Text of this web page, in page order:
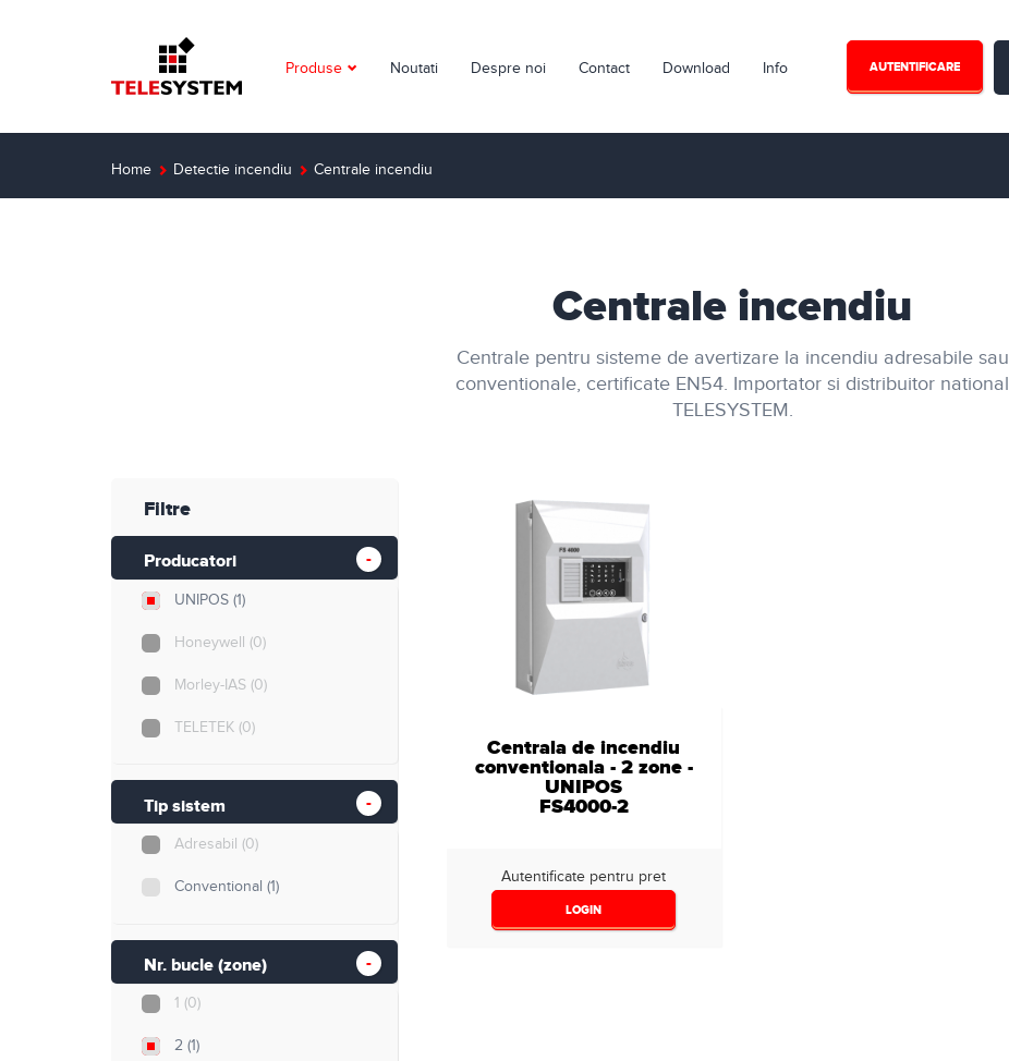
Produse
Detectie incendiu
Cabluri si accesorii
Noutati Despre noi Contact Download Info AUTENTIFICARE
Home Detectie incendiu Centrale incendiu
Centrale incendiu
Centrale pentru sisteme de avertizare la incendiu adresabile sau
conventionale, certificate EN54. Importator si distribuitor national
TELESYSTEM.
Filtre
Producatori
UNIPOS (1)
Honeywell (0)
Morley-IAS (0)
TELETEK (0)
Tip sistem
Adresabil (0)
Conventional (1)
Nr. bucle (zone)
1 (0)
2 (1)
Centrala de incendiu
conventionala - 2 zone -
UNIPOS
FS4000-2
Autentificate pentru pret
LOGIN